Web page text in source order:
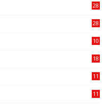
28
28
10
18
11
11